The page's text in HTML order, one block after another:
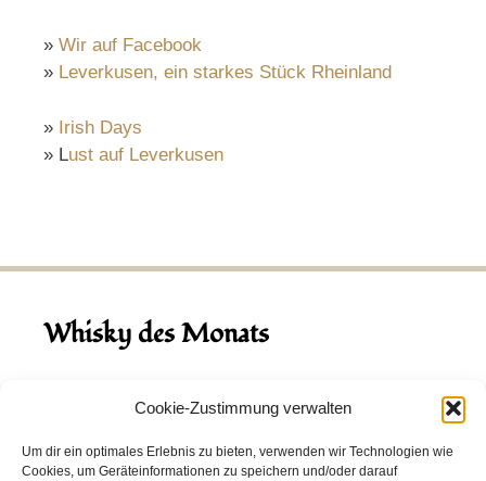
Cookie-Zustimmung verwalten
Um dir ein optimales Erlebnis zu bieten, verwenden wir Technologien wie
Cookies, um Geräteinformationen zu speichern und/oder darauf
» Wir auf Facebook
» Leverkusen, ein starkes Stück Rheinland
» Irish Days
» Lust auf Leverkusen
Whisky des Monats
August 2026
Hinch Double Wood
Destillerie:Hinch(Irland)